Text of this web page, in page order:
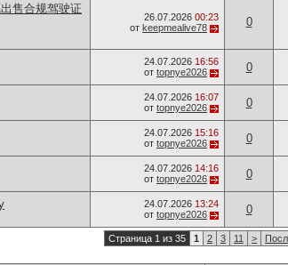
售合规驾驶证
26.07.2026 00:23
от keepmealive78 0
24.07.2026 16:56
от topnye2026 0
24.07.2026 16:07
от topnye2026 0
24.07.2026 15:16
от topnye2026 0
24.07.2026 14:16
от topnye2026 0
24.07.2026 13:24
от topnye2026 0
Страница 1 из 35 1 2 3 11 >